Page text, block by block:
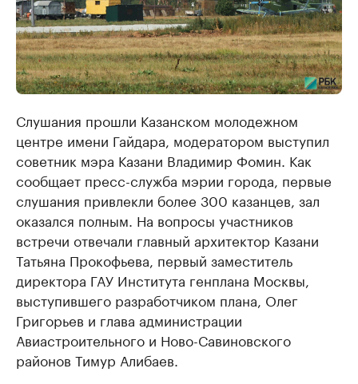
Слушания прошли Казанском молодежном
центре имени Гайдара, модератором выступил
советник мэра Казани Владимир Фомин. Как
сообщает пресс-служба мэрии города, первые
слушания привлекли более 300 казанцев, зал
оказался полным. На вопросы участников
встречи отвечали главный архитектор Казани
Татьяна Прокофьева, первый заместитель
директора ГАУ Института генплана Москвы,
выступившего разработчиком плана, Олег
Григорьев и глава администрации
Авиастроительного и Ново-Савиновского
районов Тимур Алибаев.